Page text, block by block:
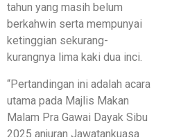
tahun yang masih belum
berkahwin serta mempunyai
ketinggian sekurang-
kurangnya lima kaki dua inci.
“Pertandingan ini adalah acara
utama pada Majlis Makan
Malam Pra Gawai Dayak Sibu
2025 anjuran Jawatankuasa